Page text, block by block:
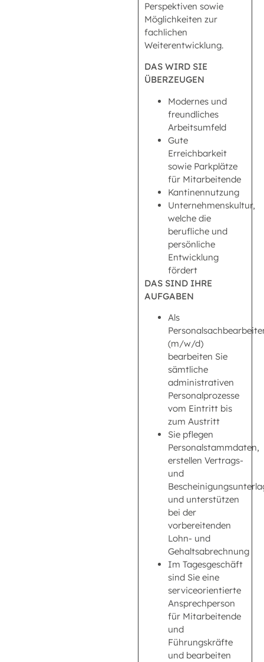
Perspektiven sowie
Möglichkeiten zur
fachlichen
Weiterentwicklung.
DAS WIRD SIE
ÜBERZEUGEN
Modernes und
freundliches
Arbeitsumfeld
Gute
Erreichbarkeit
sowie Parkplätze
für Mitarbeitende
Kantinennutzung
Unternehmenskultur,
welche die
berufliche und
persönliche
Entwicklung
fördert
DAS SIND IHRE
AUFGABEN
Als
(m/w/d)
bearbeiten Sie
sämtliche
administrativen
Personalprozesse
vom Eintritt bis
zum Austritt
Sie pflegen
Personalstammdaten,
erstellen Vertrags-
und
und unterstützen
bei der
vorbereitenden
Lohn- und
Gehaltsabrechnung
Im Tagesgeschäft
sind Sie eine
serviceorientierte
Ansprechperson
für Mitarbeitende
und
Führungskräfte
und bearbeiten